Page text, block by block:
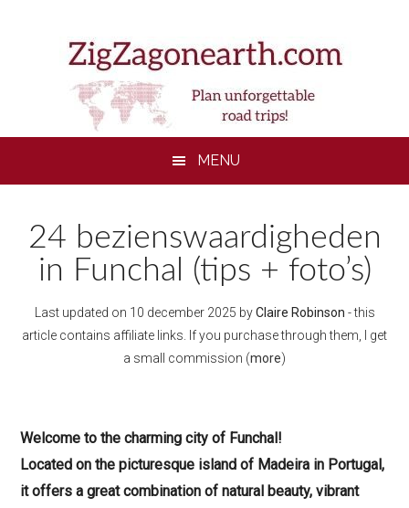
MENU
24 bezienswaardigheden
in Funchal (tips + foto’s)
Last updated on 10 december 2025 byClaire Robinson - this
article contains affiliate links. If you purchase through them, I get
a small commission (more)
Welcome to the charming city of Funchal!
Located on the picturesque island of Madeira in Portugal,
it offers a great combination of natural beauty, vibrant